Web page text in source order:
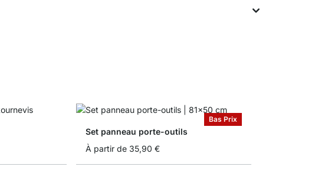
Bas Prix
Set panneau porte-outils
À partir de 35,90 €